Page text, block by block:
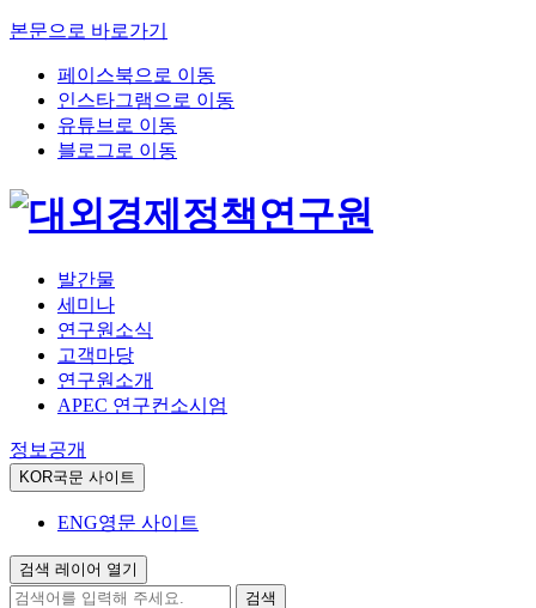
본문으로 바로가기
페이스북으로 이동
인스타그램으로 이동
유튜브로 이동
블로그로 이동
발간물
세미나
연구원소식
고객마당
연구원소개
APEC 연구컨소시엄
정보공개
KOR국문 사이트
ENG영문 사이트
검색 레이어 열기
검색